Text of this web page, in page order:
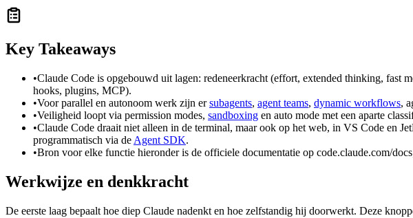
Key Takeaways
•Claude Code is opgebouwd uit lagen: redeneerkracht (effort, extended thinking,
hooks, plugins, MCP).
•Voor parallel en autonoom werk zijn ersubagents, agent teams, dynamic workflows,
•Veiligheid loopt via permission modes, sandboxing en auto mode met een aparte
•Claude Code draait niet alleen in de terminal, maar ook op het web, in VS Code en
programmatisch via de Agent SDK.
•Bron voor elke functie hieronder is de officiele documentatie op code.claude.com/
Werkwijze en denkkracht
De eerste laag bepaalt hoe diep Claude nadenkt en hoe zelfstandig hij doorwerkt. Deze